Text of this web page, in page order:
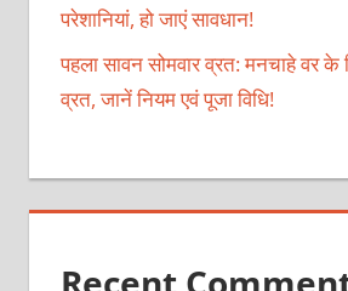
परेशानियां, हो जाएं सावधान!
पहला सावन सोमवार व्रत: मनचाहे वर
व्रत, जानें नियम एवं पूजा विधि!